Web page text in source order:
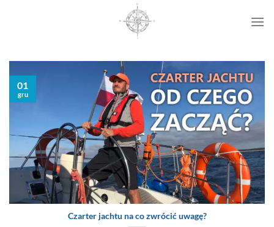
Czarter jachtu na co zwrócić uwagę?
01
gru